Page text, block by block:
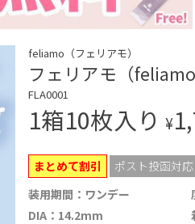
feliamo（フェリアモ）
フェリアモ（feliamo
FLA0001
1箱10枚入り ¥
まとめて割引
ポスト投函対応
装用期間：ワンデー
DIA：14.2mm